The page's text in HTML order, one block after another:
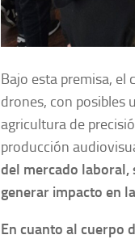
Bajo esta premisa, el
drones, con posibles
agricultura de
producción
del mercado laboral,
generar impacto en
En cuanto al cuerpo